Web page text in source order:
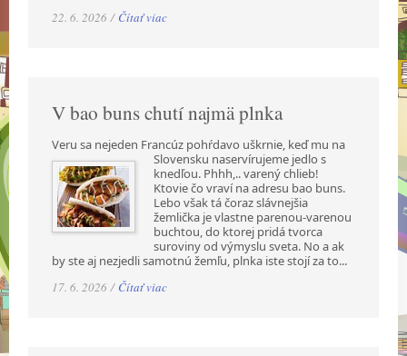
22. 6. 2026 / Čítať viac
V bao buns chutí najmä plnka
Veru sa nejeden Francúz pohŕdavo uškrnie, keď mu na
Slovensku naservírujeme jedlo s
knedľou. Phhh,.. varený chlieb!
Ktovie čo vraví na adresu bao buns.
Lebo však tá čoraz slávnejšia
žemlička je vlastne parenou-varenou
buchtou, do ktorej pridá tvorca
suroviny od výmyslu sveta. No a ak
by ste aj nezjedli samotnú žemľu, plnka iste stojí za to...
17. 6. 2026 / Čítať viac